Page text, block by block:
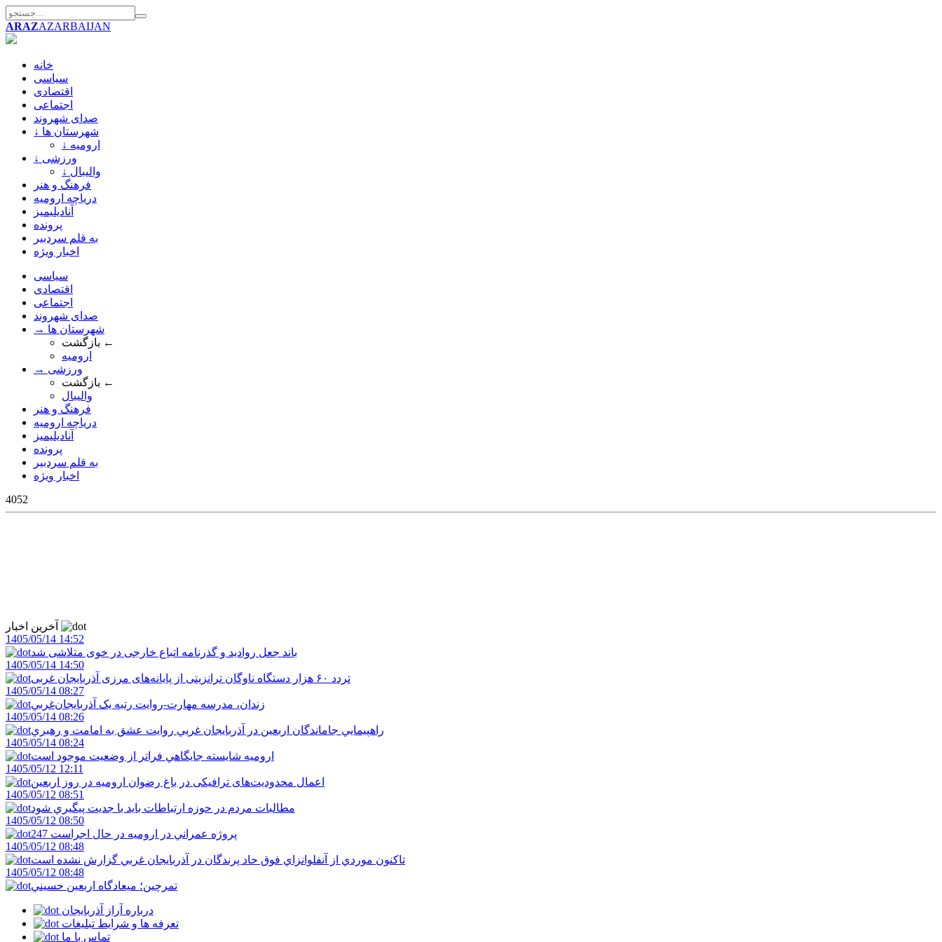
ARAZAZARBAIJAN
خانه
سیاسی
اقتصادی
اجتماعی
صدای شهروند
↓ شهرستان ها
↓ ارومیه
↓ ورزشی
↓ والیبال
فرهنگ و هنر
دریاچه ارومیه
آنادیلیمیز
پرونده
به قلم سردبیر
اخبار ویژه
سیاسی
اقتصادی
اجتماعی
صدای شهروند
→ شهرستان ها
بازگشت ←
ارومیه
→ ورزشی
بازگشت ←
والیبال
فرهنگ و هنر
دریاچه ارومیه
آنادیلیمیز
پرونده
به قلم سردبیر
اخبار ویژه
4052
1405/05/14 14:52
باند جعل روادید و گذرنامه اتباع خارجی در خوی متلاشی شد
1405/05/14 14:50
تردد ۶۰ هزار دستگاه ناوگان ترانزیتی از پایانه‌های مرزی آذربایجان ‌غربی
1405/05/14 08:27
زندان، مدرسه مهارت-روايت رتبه يک آذربايجان‌غربي
1405/05/14 08:26
راهپيمايي جاماندگان اربعين در آذربايجان غربي روايت عشق به امامت و رهبري
1405/05/14 08:24
اروميه شايسته جايگاهي فراتر از وضعيت موجود است
1405/05/12 12:11
اعمال محدودیت‌های ترافیکی در باغ رضوان ارومیه در روز اربعین
1405/05/12 08:51
مطالبات مردم در حوزه ارتباطات بايد با جديت پيگيري شود
1405/05/12 08:50
247 پروژه عمراني در اروميه در حال اجراست
1405/05/12 08:48
تاکنون موردي از آنفلوانزاي فوق حاد پرندگان در آذربايجان غربي گزارش نشده است
1405/05/12 08:48
تمرچين؛ ميعادگاه اربعين حسيني
درباره آراز آذربایجان
تعرفه ها و شرایط تبلیغات
تماس با ما